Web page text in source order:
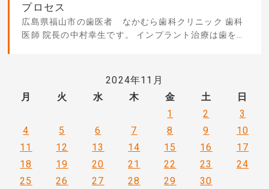
プロセス
広島県福山市の歯医者 なかむら歯科クリニック 歯科
医師 院長の中村幸生です。 インプラント治療は歯を失
2024年11月
月
火 水 木 金 土
日
1
2
3
4
5 6 7 8 9
10
11
12 13 14 15 16
17
18
19 20 21 22 23
24
25
26 27 28 29
30